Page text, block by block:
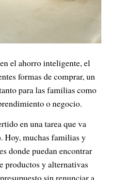
el ahorro inteligente, el
formas de comprar, un
para las familias como
o negocio.
en una tarea que va
Hoy, muchas familias y
donde puedan encontrar
productos y alternativas
sin renunciar a